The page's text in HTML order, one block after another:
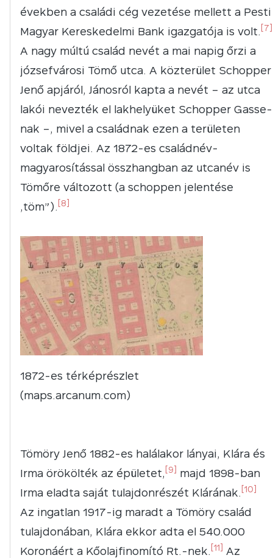
években a családi cég vezetése mellett a Pesti
Magyar Kereskedelmi Bank igazgatója is volt. [7]
A nagy múltú család nevét a mai napig őrzi a
józsefvárosi Tömő utca. A közterület Schopper
Jenő apjáról, Jánosról kapta a nevét – az utca
lakói nevezték el lakhelyüket Schopper Gasse-
nak –, mivel a családnak ezen a területen
voltak földjei. Az 1872-es családnév-
magyarosítással összhangban az utcanév is
Tömőre változott (a schoppen jelentése
„töm”). [8]
1872-es térképrészlet
(maps.arcanum.com)
Tömöry Jenő 1882-es halálakor lányai, Klára és
Irma örökölték az épületet, [9]
majd 1898-ban
Irma eladta saját tulajdonrészét Klárának. [10]
Az ingatlan 1917-ig maradt a Tömöry család
tulajdonában, Klára ekkor adta el 540.000
Koronáért a Kőolajfinomító Rt.-nek. [11]
Az